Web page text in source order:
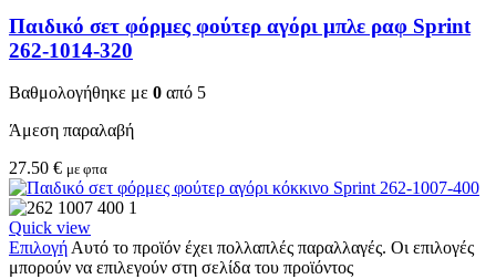
Παιδικό σετ φόρμες φούτερ αγόρι μπλε ραφ Sprint
262-1014-320
Βαθμολογήθηκε με 0 από 5
Άμεση παραλαβή
27.50 € με φπα
Quick view
Επιλογή Αυτό το προϊόν έχει πολλαπλές παραλλαγές. Οι επιλογές
μπορούν να επιλεγούν στη σελίδα του προϊόντος